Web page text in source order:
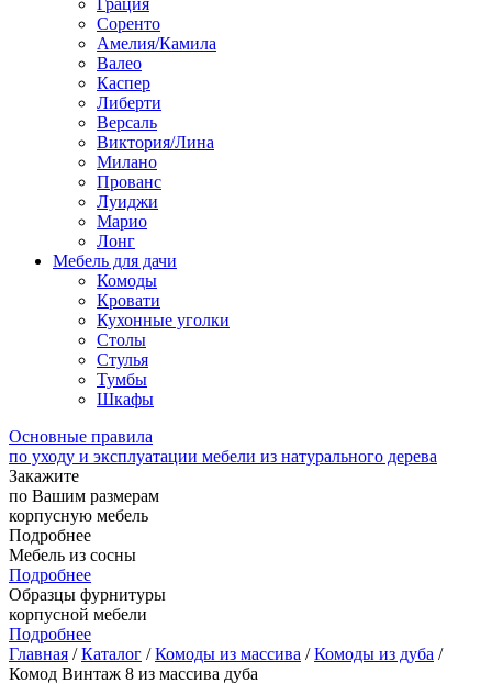
Грация
Соренто
Амелия/Камила
Валео
Каспер
Либерти
Версаль
Виктория/Лина
Милано
Прованс
Луиджи
Марио
Лонг
Мебель для дачи
Комоды
Кровати
Кухонные уголки
Столы
Стулья
Тумбы
Шкафы
Основные правила
по уходу и эксплуатации мебели из натурального дерева
Закажите
по Вашим размерам
корпусную мебель
Подробнее
Мебель из сосны
Подробнее
Образцы фурнитуры
корпусной мебели
Подробнее
Главная /Каталог /Комоды из массива /Комоды из дуба /
Комод Винтаж 8 из массива дуба